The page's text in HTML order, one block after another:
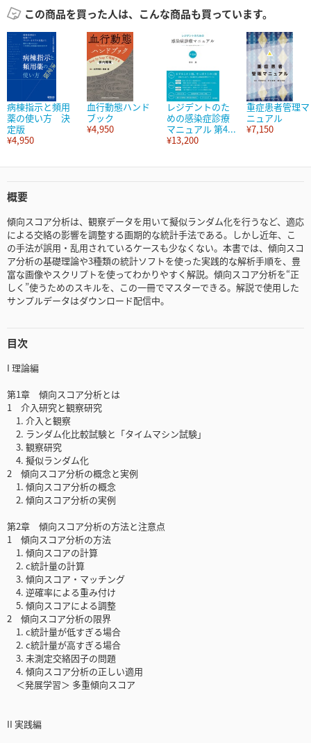
この商品を買った人は、こんな商品も買っています。
病棟指示と頻用
薬の使い方 決
定版
¥4,950
血行動態ハンド
ブック
¥4,950
レジデントのた
めの感染症診療
マニュアル 第4...
¥13,200
重症患者管理マ
ニュアル
¥7,150
概要
傾向スコア分析は、観察データを用いて擬似ランダム化を行うなど、適応
による交絡の影響を調整する画期的な統計手法である。しかし近年、こ
の手法が誤用・乱用されているケースも少なくない。本書では、傾向スコ
ア分析の基礎理論や3種類の統計ソフトを使った実践的な解析手順を、豊
富な画像やスクリプトを使ってわかりやすく解説。傾向スコア分析を“正
しく”使うためのスキルを、この一冊でマスターできる。解説で使用した
サンプルデータはダウンロード配信中。
目次
I 理論編
第1章 傾向スコア分析とは
1 介入研究と観察研究
1. 介入と観察
2. ランダム化比較試験と「タイムマシン試験」
3. 観察研究
4. 擬似ランダム化
2 傾向スコア分析の概念と実例
1. 傾向スコア分析の概念
2. 傾向スコア分析の実例
第2章 傾向スコア分析の方法と注意点
1 傾向スコア分析の方法
1. 傾向スコアの計算
2. c統計量の計算
3. 傾向スコア・マッチング
4. 逆確率による重み付け
5. 傾向スコアによる調整
2 傾向スコア分析の限界
1. c統計量が低すぎる場合
2. c統計量が高すぎる場合
3. 未測定交絡因子の問題
4. 傾向スコア分析の正しい適用
＜発展学習＞ 多重傾向スコア
II 実践編